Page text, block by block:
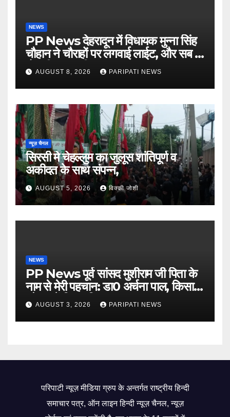
NEWS
PP News देहरादून में विधायक मुन्ना सिंह
चौहान ने चौराहों पर लगवाई लाईट, और सब में
हो गयी वाह-वाही…
AUGUST 8, 2026 PARIPATI NEWS
न्यूज़ चैनल
सिरसी मे चेहल्लुम का जुलूस शांतिपूर्ण व
अकीदत के साथ संपन्न,
AUGUST 5, 2026 विक्की जोशी
NEWS
PP News पूर्व सांसद मुशीराम जी पिता के
नाम से मेरी पहचान: डा0 अर्चना पाल, किसान
चौपाल में दिया परिचय
AUGUST 3, 2026 PARIPATI NEWS
परिपाटी न्यूज़ मीडिया ग्रुप के अन्तर्गत राष्ट्रीय हिन्दी
समाचार पत्र, ऑन लाइन हिन्दी न्यूज़ चैनल, न्यूज़